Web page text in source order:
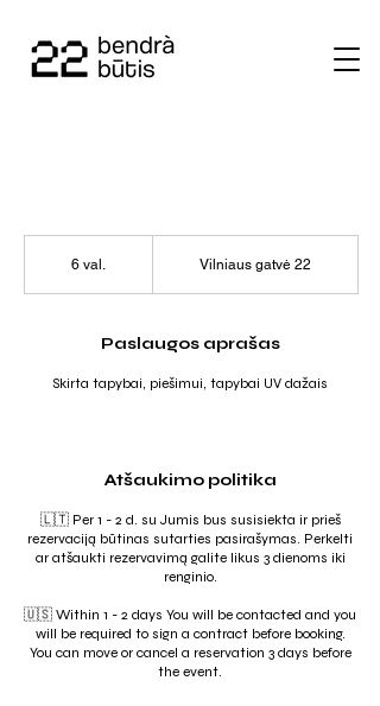
6 val.
.
Vilniaus gatvė 22
Paslaugos aprašas
Skirta tapybai, piešimui, tapybai UV dažais
Atšaukimo politika
🇱🇹 Per 1 - 2 d. su Jumis bus susisiekta ir prieš
rezervaciją būtinas sutarties pasirašymas. Perkelti
ar atšaukti rezervavimą galite likus 3 dienoms iki
renginio.
🇺🇸 Within 1 - 2 days You will be contacted and you
will be required to sign a contract before booking.
You can move or cancel a reservation 3 days before
the event.